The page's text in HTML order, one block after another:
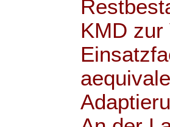
KMD zur